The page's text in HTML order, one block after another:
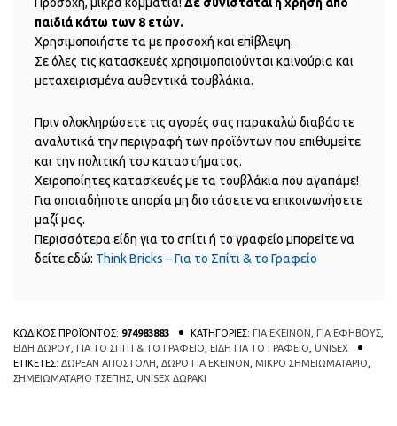
παιδιά κάτω των 8 ετών.
Χρησιμοποιήστε τα με προσοχή και επίβλεψη.
Σε όλες τις κατασκευές χρησιμοποιούνται καινούρια και
μεταχειρισμένα αυθεντικά τουβλάκια.
Πριν ολοκληρώσετε τις αγορές σας παρακαλώ διαβάστε
αναλυτικά την περιγραφή των προϊόντων που επιθυμείτε
και την πολιτική του καταστήματος.
Χειροποίητες κατασκευές με τα τουβλάκια που αγαπάμε!
Για οποιαδήποτε απορία μη διστάσετε να επικοινωνήσετε
μαζί μας.
Περισσότερα είδη για το σπίτι ή το γραφείο μπορείτε να
δείτε εδώ: Think Bricks – Για το Σπίτι & το Γραφείο
ΚΩΔΙΚΟΣ ΠΡΟΪΟΝΤΟΣ: 974983883 ΚΑΤΗΓΟΡΙΕΣ: ΓΙΑ ΕΚΕΙΝΟΝ ΓΙΑ ΕΦΗΒΟΥΣ
ΕΙΔΗ ΔΩΡΟΥ ΓΙΑ ΤΟ ΣΠΙΤΙ & ΤΟ ΓΡΑΦΕΙΟ ΕΙΔΗ ΓΙΑ ΤΟ ΓΡΑΦΕΙΟ UNISEX
ΕΤΙΚΕΤΕΣ: ΔΩΡΕΑΝ ΑΠΟΣΤΟΛΗ ΔΩΡΟ ΓΙΑ ΕΚΕΙΝΟΝ ΜΙΚΡΟ ΣΗΜΕΙΩΜΑΤΑΡΙΟ
ΣΗΜΕΙΩΜΑΤΑΡΙΟ ΤΣΕΠΗΣ UNISEX ΔΩΡΑΚΙ